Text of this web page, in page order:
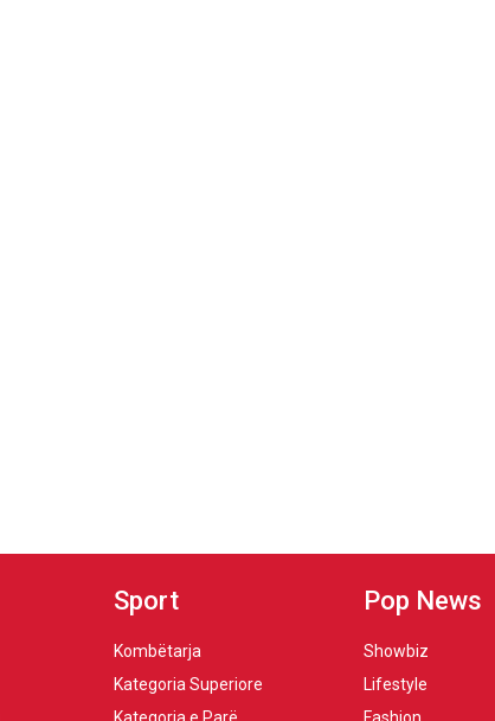
Sport
Kombëtarja
Kategoria Superiore
Pop News
Showbiz
Lifestyle